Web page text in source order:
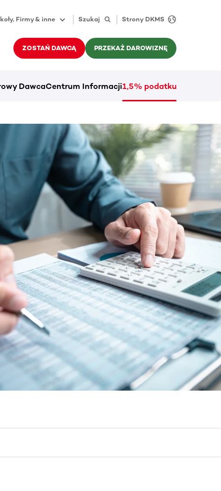
Firmy & inne Szukaj Strony DKMS
ZOSTAŃ DAWCĄ PRZEKAŻ DAROWIZNĘ
DawcaCentrum Informacji1,5% podatku